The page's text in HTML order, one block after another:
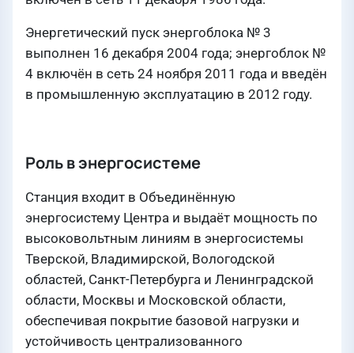
Энергетический пуск энергоблока № 3
выполнен 16 декабря 2004 года; энергоблок №
4 включён в сеть 24 ноября 2011 года и введён
в промышленную эксплуатацию в 2012 году.
Роль в энергосистеме
Станция входит в Объединённую
энергосистему Центра и выдаёт мощность по
высоковольтным линиям в энергосистемы
Тверской, Владимирской, Вологодской
областей, Санкт-Петербурга и Ленинградской
области, Москвы и Московской области,
обеспечивая покрытие базовой нагрузки и
устойчивость централизованного